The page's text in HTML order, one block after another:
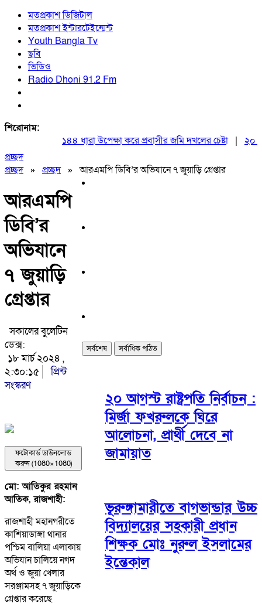
মতপ্রকাশ ডিজিটাল
মতপ্রকাশ ইন্টারটেইন্মেন্ট
Youth Bangla Tv
ছবি
ভিডিও
Radio Dhoni 91.2 Fm
শিরোনাম:
১৪৪ ধারা উপেক্ষা করে প্রবাসীর জমি দখলের চেষ্টা| ২০
প্রচ্ছদ
প্রচ্ছদ» প্রচ্ছদ»আরএমপি ডিবি’র অভিযানে ৭ জুয়াড়ি গ্রেপ্তার
আরএমপি
ডিবি’র
অভিযানে
৭ জুয়াড়ি
গ্রেপ্তার
সকালের বুলেটিন
ডেক্স:
১৮ মার্চ ২০২৪ ,
২:৩০:১৫
প্রিন্ট
সংস্করণ
ফটোকার্ড ডাউনলোড
করুন (1080×1080)
মো: আতিকুর রহমান
আতিক, রাজশাহী:
রাজশাহী মহানগরীতে
কাশিয়াডাঙ্গা থানার
পশ্চিম বালিয়া এলাকায়
অভিযান চালিয়ে নগদ
অর্থ ও জুয়া খেলার
সরঞ্জামসহ ৭ জুয়াড়িকে
গ্রেপ্তার করেছে
সর্বশেষ সর্বাধিক পঠিত
২০ আগস্ট রাষ্ট্রপতি নির্বাচন :
মির্জা ফখরুলকে ঘিরে
আলোচনা, প্রার্থী দেবে না
জামায়াত
ভূরুঙ্গামারীতে বাগভান্ডার উচ্চ
বিদ্যালয়ের সহকারী প্রধান
শিক্ষক মোঃ নুরুল ইসলামের
ইন্তেকাল